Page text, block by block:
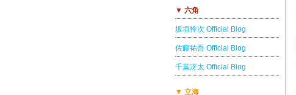
▼ 六角
坂垣怜次 Official Blog
佐藤祐吾 Official Blog
千葉冴太 Official Blog
▼ 立海